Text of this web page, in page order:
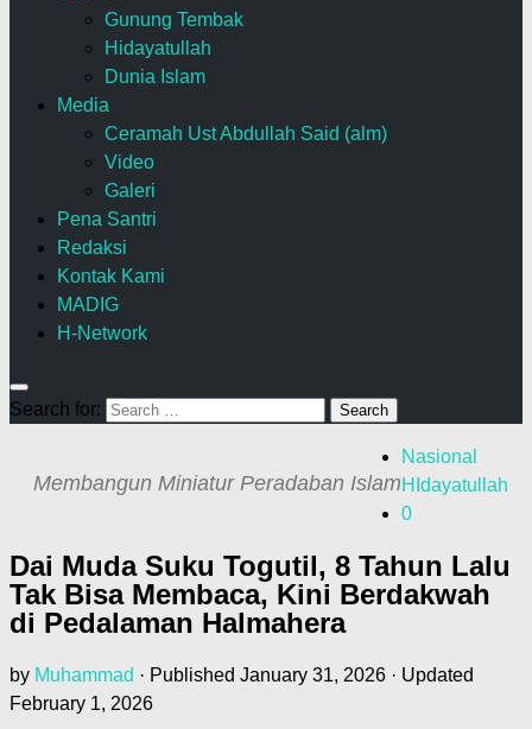
Gunung Tembak
Hidayatullah
Dunia Islam
Media
Ceramah Ust Abdullah Said (alm)
Video
Galeri
Pena Santri
Redaksi
Kontak Kami
MADIG
H-Network
Search for:
Membangun Miniatur Peradaban Islam
Nasional
HIdayatullah
0
Dai Muda Suku Togutil, 8 Tahun Lalu
Tak Bisa Membaca, Kini Berdakwah
di Pedalaman Halmahera
by Muhammad · Published January 31, 2026 · Updated
February 1, 2026